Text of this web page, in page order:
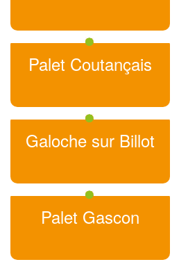
Palet Coutançais
Galoche sur Billot
Palet Gascon